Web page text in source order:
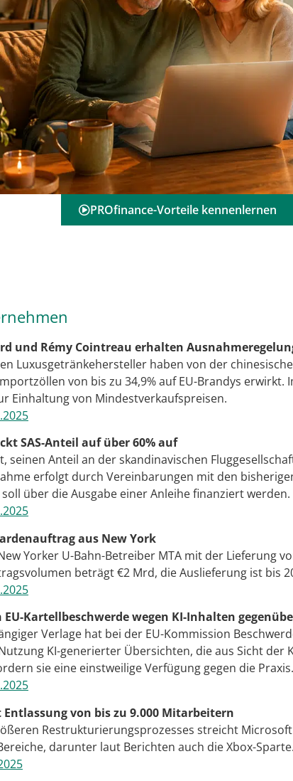
PROfinance-Vorteile kennenlernen
und Rémy Cointreau erhalten
Luxusgetränkehersteller haben von der
von bis zu 34,9% auf EU-Brandys erwirkt.
Einhaltung von Mindestverkaufspreisen.
SAS-Anteil auf über 60% auf
seinen Anteil an der skandinavischen
erfolgt durch Vereinbarungen mit den
über die Ausgabe einer Anleihe finanziert werden.
aus New York
Yorker U-Bahn-Betreiber MTA mit der Lieferung
beträgt €2 Mrd, die Auslieferung ist bis
Kartellbeschwerde wegen KI-Inhalten
Verlage hat bei der EU-Kommission
KI-generierter Übersichten, die aus Sicht der
sie eine einstweilige Verfügung gegen die Praxis.
von bis zu 9.000 Mitarbeitern
Restrukturierungsprozesses streicht
darunter laut Berichten auch die Xbox-Sparte.